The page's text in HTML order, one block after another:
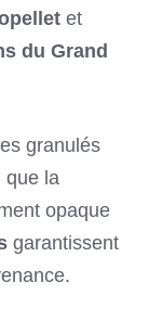
et
du Grand
granulés
que la
opaque
garantissent